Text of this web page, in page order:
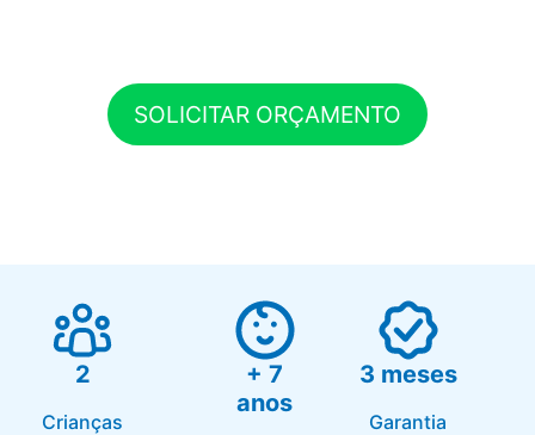
SOLICITAR ORÇAMENTO
2
Crianças
+ 7
anos
3 meses
Garantia